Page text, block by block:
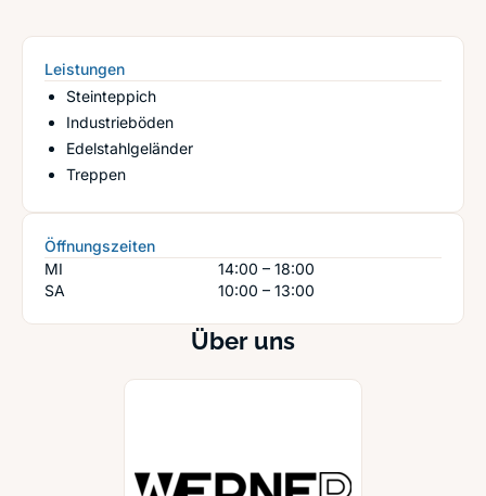
Über uns
Leistungen
Steinteppich
Industrieböden
Edelstahlgeländer
Treppen
Öffnungszeiten
MI
14:00 – 18:00
SA
10:00 – 13:00